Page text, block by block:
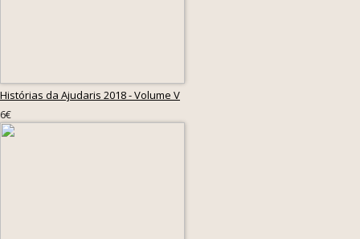
Histórias da Ajudaris 2018 - Volume V
6€